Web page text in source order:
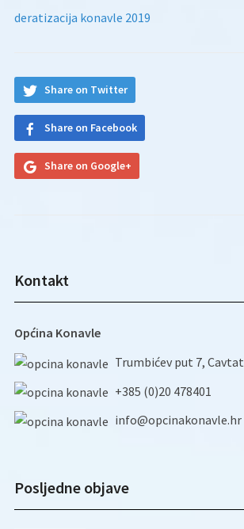
deratizacija konavle 2019
Share on Twitter
Share on Facebook
Share on Google+
Kontakt
Općina Konavle
Trumbićev put 7, Cavtat
+385 (0)20 478401
info@opcinakonavle.hr
Posljedne objave